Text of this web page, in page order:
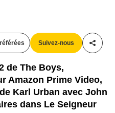
Suivez-nous
de The Boys,
Amazon Prime Video,
Karl Urban avec John
dans Le Seigneur